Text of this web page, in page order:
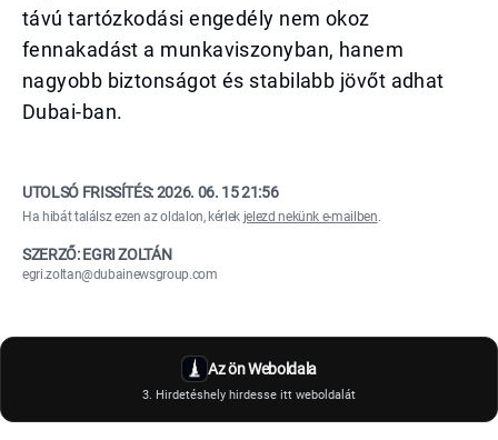
távú tartózkodási engedély nem okoz
fennakadást a munkaviszonyban, hanem
nagyobb biztonságot és stabilabb jövőt adhat
Dubai-ban.
UTOLSÓ FRISSÍTÉS:2026. 06. 15 21:56
Ha hibát találsz ezen az oldalon, kérlek jelezd nekünk e-mailben.
SZERZŐ: EGRI ZOLTÁN
egri.zoltan@dubainewsgroup.com
Az ön Weboldala
3. Hirdetéshely hirdesse itt weboldalát